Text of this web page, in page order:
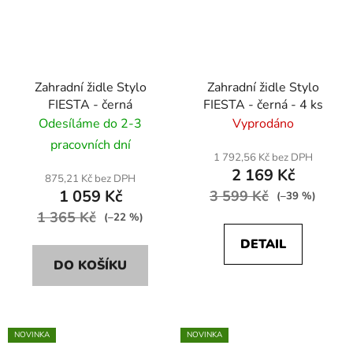
Zahradní židle Stylo
FIESTA - černá
Odesíláme do 2-3
pracovních dní
875,21 Kč bez DPH
1 059 Kč
1 365 Kč (–22 %)
DO KOŠÍKU
Zahradní židle Stylo
FIESTA - černá - 4 ks
Vyprodáno
1 792,56 Kč bez DPH
2 169 Kč
3 599 Kč (–39 %)
DETAIL
NOVINKA NOVINKA